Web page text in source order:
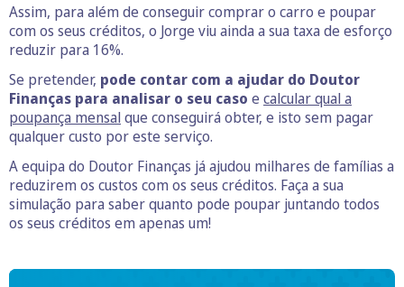
Assim, para além de conseguir comprar o carro e poupar
com os seus créditos, o Jorge viu ainda a sua taxa de esforço
reduzir para 16%.
Se pretender, pode contar com a ajudar do Doutor
Finanças para analisar o seu caso e calcular qual a
poupança mensal que conseguirá obter, e isto sem pagar
qualquer custo por este serviço.
A equipa do Doutor Finanças já ajudou milhares de famílias a
reduzirem os custos com os seus créditos. Faça a sua
simulação para saber quanto pode poupar juntando todos
os seus créditos em apenas um!